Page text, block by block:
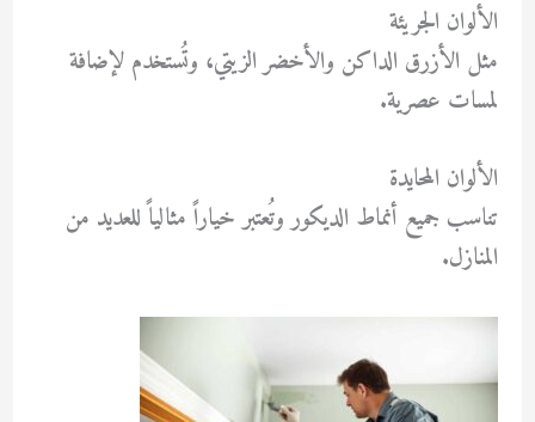
الألوان الجريئة
مثل الأزرق الداكن والأخضر الزيتي، وتُستخدم لإضافة
لمسات عصرية.
الألوان المحايدة
تناسب جميع أنماط الديكور وتُعتبر خياراً مثالياً للعديد من
المنازل.